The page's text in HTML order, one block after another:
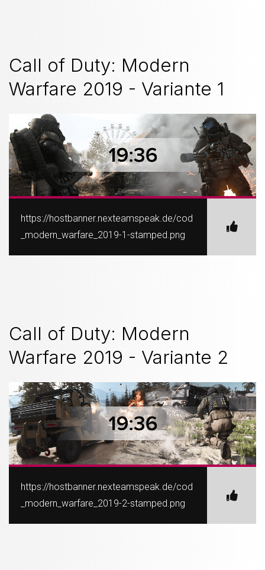
Call of Duty: Modern
Warfare 2019 - Variante 1
https://hostbanner.nexteamspeak.de/cod
_modern_warfare_2019-1-stamped.png
Call of Duty: Modern
Warfare 2019 - Variante 2
https://hostbanner.nexteamspeak.de/cod
_modern_warfare_2019-2-stamped.png